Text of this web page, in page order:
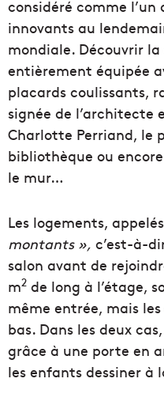
considéré comme
innovants au
mondiale. Découvrir
entièrement équipée
placards coulissants,
signée de l’architecte
Charlotte Perriand, le
bibliothèque ou
le mur…
Les logements, appelés
montants », c’est-à-
salon avant de
m2 de long à l’étage,
même entrée, mais
bas. Dans les deux
grâce à une porte en
les enfants dessiner à